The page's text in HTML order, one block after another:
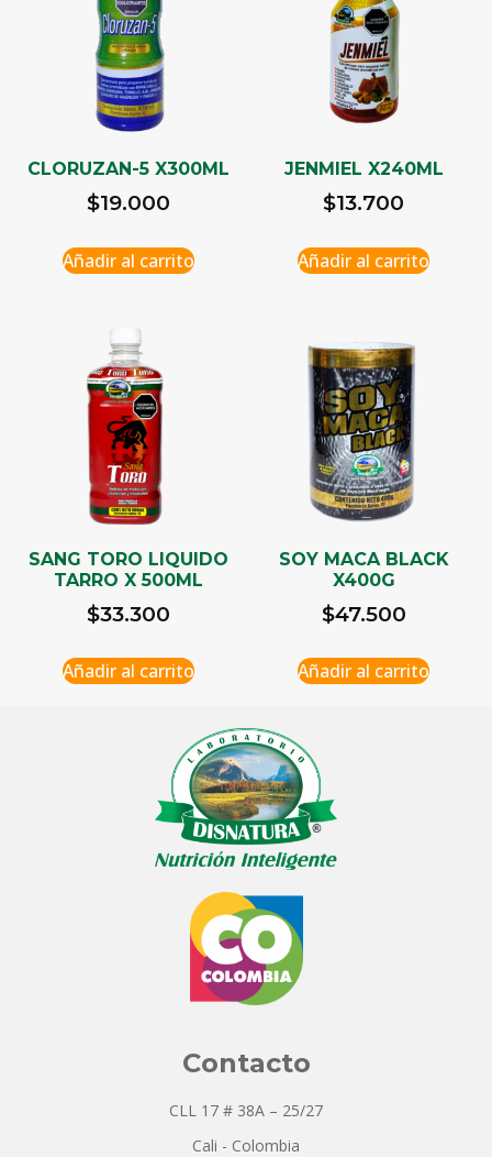
CLORUZAN-5 X300ML
$19.000
Añadir al carrito
JENMIEL X240ML
$13.700
Añadir al carrito
SANG TORO LIQUIDO
TARRO X 500ML
$33.300
Añadir al carrito
SOY MACA BLACK
X400G
$47.500
Añadir al carrito
Contacto
CLL 17 # 38A – 25/27
Cali - Colombia